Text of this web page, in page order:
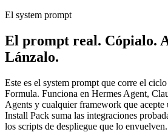
El system prompt
El prompt real. Cópialo.
Lánzalo.
Este es el system prompt que corre el
Formula. Funciona en Hermes Agent,
Agents y cualquier framework que acepte
Install Pack suma las integraciones
los scripts de despliegue que lo envuelven.